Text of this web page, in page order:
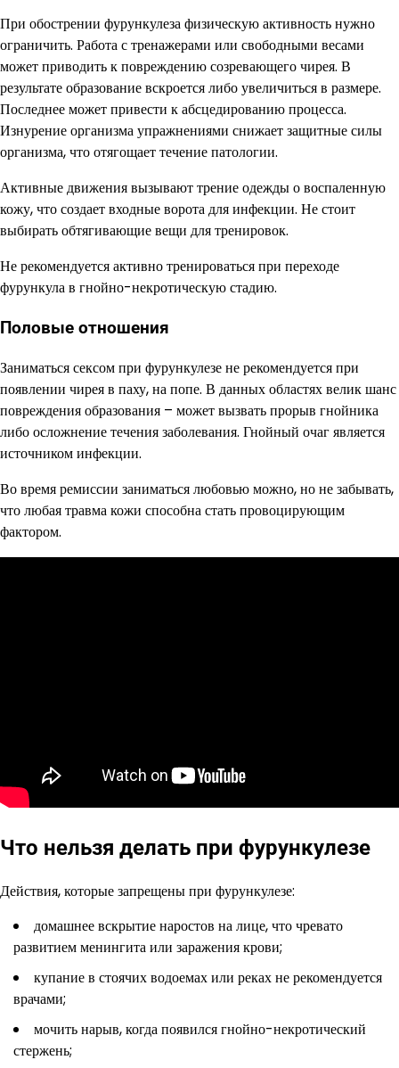
При обострении фурункулеза физическую активность нужно
ограничить. Работа с тренажерами или свободными весами
может приводить к повреждению созревающего чирея. В
результате образование вскроется либо увеличиться в размере.
Последнее может привести к абсцедированию процесса.
Изнурение организма упражнениями снижает защитные силы
организма, что отягощает течение патологии.
Активные движения вызывают трение одежды о воспаленную
кожу, что создает входные ворота для инфекции. Не стоит
выбирать обтягивающие вещи для тренировок.
Не рекомендуется активно тренироваться при переходе
фурункула в гнойно-некротическую стадию.
Половые отношения
Заниматься сексом при фурункулезе не рекомендуется при
появлении чирея в паху, на попе. В данных областях велик шанс
повреждения образования – может вызвать прорыв гнойника
либо осложнение течения заболевания. Гнойный очаг является
источником инфекции.
Во время ремиссии заниматься любовью можно, но не забывать,
что любая травма кожи способна стать провоцирующим
фактором.
Что нельзя делать при фурункулезе
Действия, которые запрещены при фурункулезе:
домашнее вскрытие наростов на лице, что чревато
развитием менингита или заражения крови;
купание в стоячих водоемах или реках не рекомендуется
врачами;
мочить нарыв, когда появился гнойно-некротический
стержень;